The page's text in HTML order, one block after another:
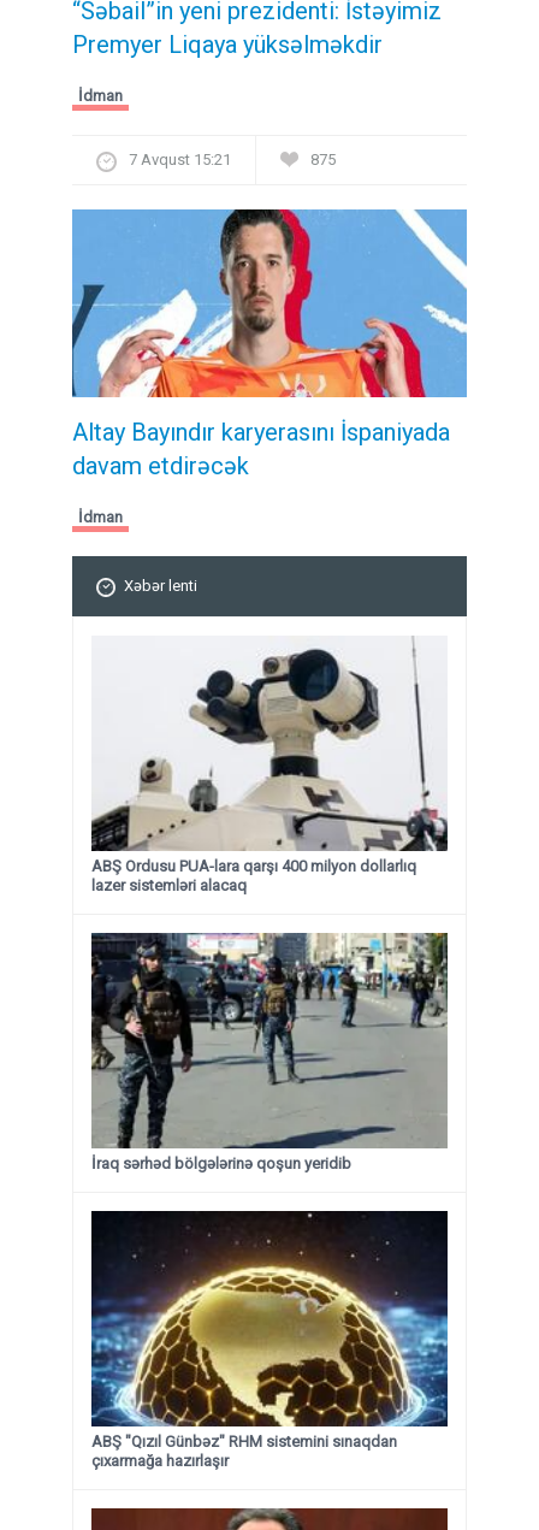
“Səbail”in yeni prezidenti: İstəyimiz
Premyer Liqaya yüksəlməkdir
İdman
7 Avqust 15:21 875
Altay Bayındır karyerasını İspaniyada
davam etdirəcək
İdman
Xəbər lenti
ABŞ Ordusu PUA-lara qarşı 400 milyon dollarlıq
lazer sistemləri alacaq
İraq sərhəd bölgələrinə qoşun yeridib
ABŞ "Qızıl Günbəz" RHM sistemini sınaqdan
çıxarmağa hazırlaşır